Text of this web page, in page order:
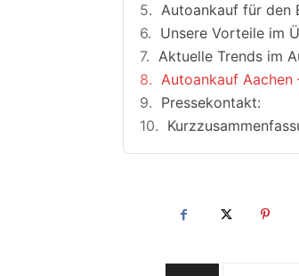
Autoankauf für den
Unsere Vorteile im
Aktuelle Trends im
Autoankauf Aachen
Pressekontakt: